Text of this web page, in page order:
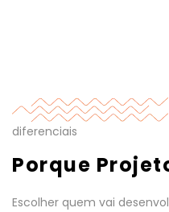
diferenciais
Porque
Escolher quem vai